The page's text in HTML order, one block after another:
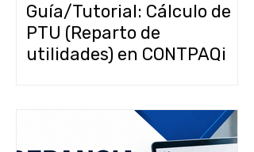
Guía/Tutorial: Cálculo de
PTU (Reparto de
utilidades) en CONTPAQi